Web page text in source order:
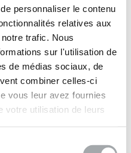
personnaliser le contenu
relatives aux
trafic. Nous
sur l'utilisation de
de médias sociaux, de
combiner celles-ci
vous leur avez fournies
votre utilisation de leurs
instabilités en falaise
la paroi rocheuse par prise de